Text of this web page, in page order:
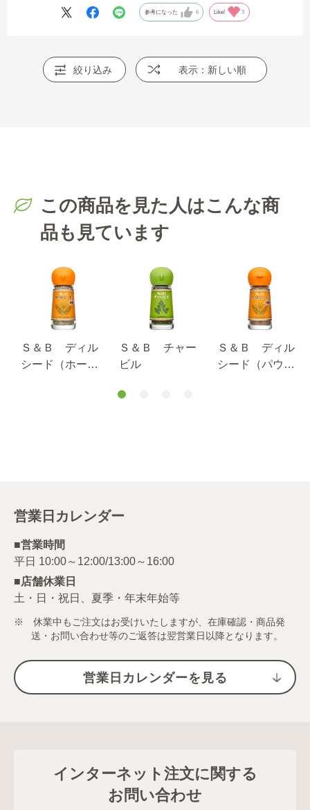
参考になった 6 Like! 3
絞り込み 表示：新しい順
この商品を見た人はこんな商
品も見ています
Ｓ＆Ｂ ディル
シード（ホー
Ｓ＆Ｂ チャー
ビル
Ｓ＆Ｂ ディル
シード（パウダ
営業日カレンダー
■営業時間
■店舗休業日
土・日・祝日、夏季・年末年始等
※ 休業中もご注文はお受けいたしますが、在庫確認・商品発
送・お問い合わせ等のご返答は翌営業日以降となります。
営業日カレンダーを見る
インターネット注文に関する
お問い合わせ